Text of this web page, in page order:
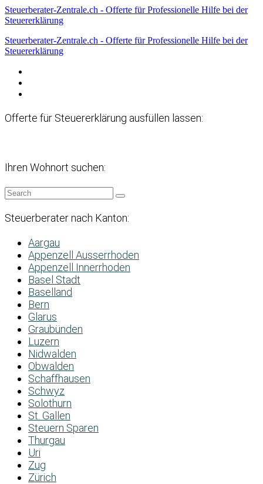
Steuerberater-Zentrale.ch - Offerte für Professionelle Hilfe bei der
Steuererklärung
Steuerberater-Zentrale.ch - Offerte für Professionelle Hilfe bei der
Steuererklärung
Offerte für Steuererklärung ausfüllen lassen:
Ihren Wohnort suchen:
Steuerberater nach Kanton:
Aargau
Appenzell Ausserrhoden
Appenzell Innerrhoden
Basel Stadt
Baselland
Bern
Glarus
Graubünden
Luzern
Nidwalden
Obwalden
Schaffhausen
Schwyz
Solothurn
St. Gallen
Steuern Sparen
Thurgau
Uri
Zug
Zürich